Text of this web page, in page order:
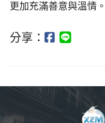
更加充滿善意與溫情。
分享：